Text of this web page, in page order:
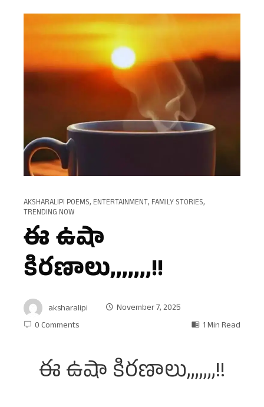
AKSHARALIPI POEMS, ENTERTAINMENT, FAMILY STORIES,
TRENDING NOW
ఈ ఉషా
కిరణాలు,,,,,,,!!
aksharalipi
November 7, 2025
0 Comments
1 Min Read
ఈ ఉషా కిరణాలు,,,,,,,!!